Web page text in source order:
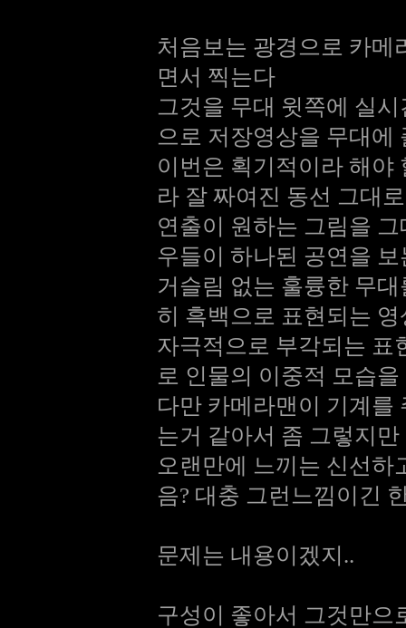
처음보는 광경으로 카메
면서 찍는다
그것을 무대 윗쪽에 실
으로 저장영상을 무대에
이번은 획기적이라 해야
라 잘 짜여진 동선 그대로
연출이 원하는 그림을
우들이 하나된 공연을 보
거슬림 없는 훌륭한 무
히 흑백으로 표현되는
자극적으로 부각되는 표
로 인물의 이중적 모습
다만 카메라맨이 기계를
는거 같아서 좀 그렇지만
오랜만에 느끼는 신선하
음? 대충 그런느낌이긴
문제는 내용이겠지..
구성이 좋아서 그것만으